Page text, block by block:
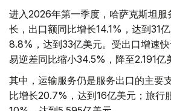
进入2026年第一季度，哈萨克斯坦服
长，出口额同比增长14.1%，达到31
8.8%，达到33亿美元。受出口增速
易逆差同比缩小34.5%，降至2.191亿
其中，运输服务仍是服务出口的主要
比增长20.7%，达到16亿美元；旅行